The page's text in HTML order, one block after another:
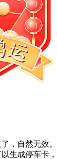
，自然无效
生成停车卡